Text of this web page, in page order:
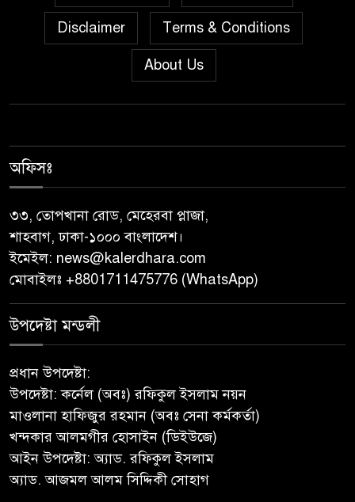
পিরোজপুরে নানা কর্মসূচি পালিত
নেছারাবাদের বলদিয়ায় বিয়ের
অনশন : থানায় অভিযোগ
‎গৌরনদীতে যথাযোগ্য মর্যাদায়
পালিত হলো ‘০৫ আগস্ট জুলাই
গণঅভ্যুত্থান দিবস ২০২৬’ ‎
বাবুগঞ্জে বাংলাদেশ প্রাথমিক শিক্ষক
লুটের অভিযোগ
বাবুগঞ্জে পরিস্কার পরিচ্ছন্নতা ও
বৃক্ষরোপণ অভিযান শুরু করেছে
সুজন
Disclaimer Terms & Conditions
About Us
অফিসঃ
৩৩, তোপখানা রোড, মেহেরবা প্লাজা,
শাহবাগ, ঢাকা-১০০০ বাংলাদেশ।
ইমেইল: news@kalerdhara.com
মোবাইলঃ +8801711475776 (WhatsApp)
উপদেষ্টা মন্ডলী
প্রধান উপদেষ্টা:
উপদেষ্টা: কর্নেল (অবঃ) রফিকুল ইসলাম নয়ন
মাওলানা হাফিজুর রহমান (অবঃ সেনা কর্মকর্তা)
খন্দকার আলমগীর হোসাইন (ডিইউজে)
আইন উপদেষ্টা: অ্যাড. রফিকুল ইসলাম
অ্যাড. আজমল আলম সিদ্দিকী সোহাগ